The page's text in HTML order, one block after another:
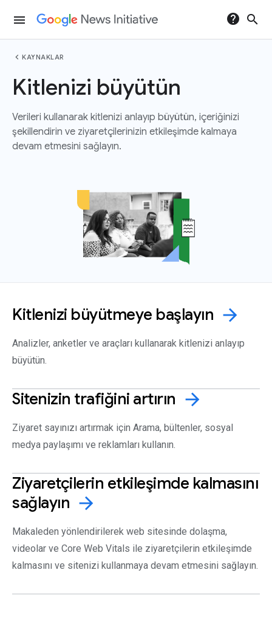
menu help search
chevron_left KAYNAKLAR
Kitlenizi büyütün
Verileri kullanarak kitlenizi anlayıp büyütün, içeriğinizi
şekillendirin ve ziyaretçilerinizin etkileşimde kalmaya
devam etmesini sağlayın.
Kitlenizi büyütmeye başlayın arrow_forward
Analizler, anketler ve araçları kullanarak kitlenizi anlayıp
büyütün.
Sitenizin trafiğini artırın arrow_forward
Ziyaret sayınızı artırmak için Arama, bültenler, sosyal
medya paylaşımı ve reklamları kullanın.
Ziyaretçilerin etkileşimde kalmasını
sağlayın arrow_forward
Makaleden yönlendirilerek web sitesinde dolaşma,
videolar ve Core Web Vitals ile ziyaretçilerin etkileşimde
kalmasını ve sitenizi kullanmaya devam etmesini sağlayın.